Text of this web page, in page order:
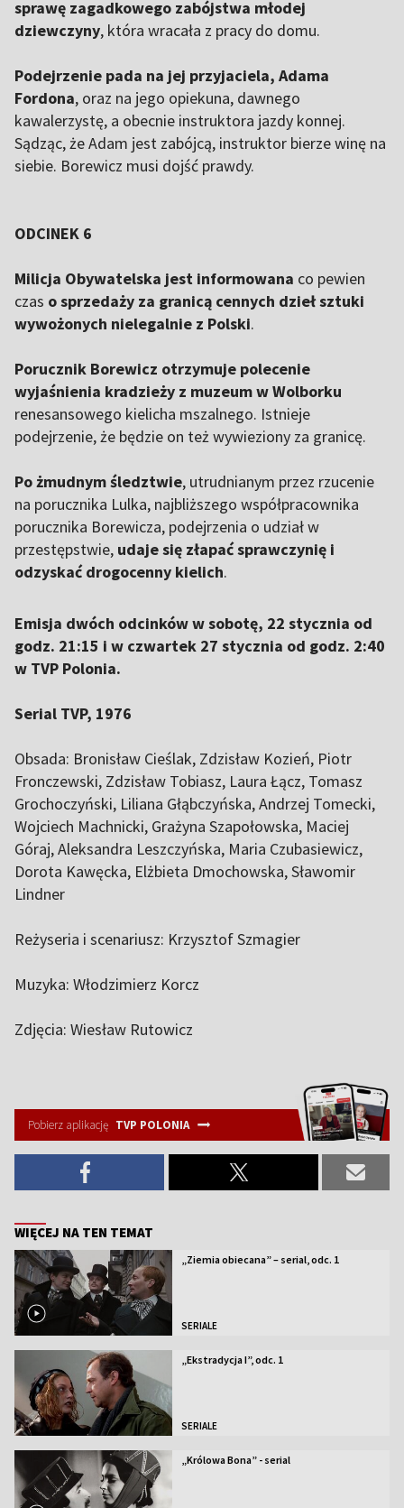
sprawę zagadkowego zabójstwa młodej
dziewczyny, która wracała z pracy do domu.
Podejrzenie pada na jej przyjaciela, Adama
Fordona, oraz na jego opiekuna, dawnego
kawalerzystę, a obecnie instruktora jazdy konnej.
Sądząc, że Adam jest zabójcą, instruktor bierze winę na
siebie. Borewicz musi dojść prawdy.
ODCINEK 6
Milicja Obywatelska jest informowana co pewien
czas o sprzedaży za granicą cennych dzieł sztuki
wywożonych nielegalnie z Polski.
Porucznik Borewicz otrzymuje polecenie
wyjaśnienia kradzieży z muzeum w Wolborku
renesansowego kielicha mszalnego. Istnieje
podejrzenie, że będzie on też wywieziony za granicę.
Po żmudnym śledztwie, utrudnianym przez rzucenie
na porucznika Lulka, najbliższego współpracownika
porucznika Borewicza, podejrzenia o udział w
przestępstwie, udaje się złapać sprawczynię i
odzyskać drogocenny kielich.
Emisja dwóch odcinków w sobotę, 22 stycznia od
godz. 21:15 i w czwartek 27 stycznia od godz. 2:40
w TVP Polonia.
Serial TVP, 1976
Obsada: Bronisław Cieślak, Zdzisław Kozień, Piotr
Fronczewski, Zdzisław Tobiasz, Laura Łącz, Tomasz
Grochoczyński, Liliana Głąbczyńska, Andrzej Tomecki,
Wojciech Machnicki, Grażyna Szapołowska, Maciej
Góraj, Aleksandra Leszczyńska, Maria Czubasiewicz,
Dorota Kawęcka, Elżbieta Dmochowska, Sławomir
Lindner
Reżyseria i scenariusz: Krzysztof Szmagier
Muzyka: Włodzimierz Korcz
Zdjęcia: Wiesław Rutowicz
Pobierz aplikację TVP POLONIA
WIĘCEJ NA TEN TEMAT
„Ziemia obiecana” – serial, odc. 1
SERIALE
„Ekstradycja I”, odc. 1
SERIALE
„Królowa Bona” - serial